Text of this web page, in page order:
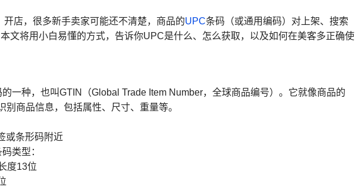
开店，很多新手卖家可能还不清楚，商品的UPC条码（或通用编码）对上架、搜索
文将用小白易懂的方式，告诉你UPC是什么、怎么获取，以及如何在美客多正确使
一种，也叫GTIN（Global Trade Item Number，全球商品编号）。它就像商品的
别商品信息，包括属性、尺寸、重量等。
或条形码附近
类型：
度13位